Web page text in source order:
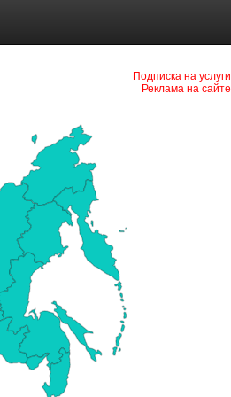
Подписка на услуги
Реклама на сайте